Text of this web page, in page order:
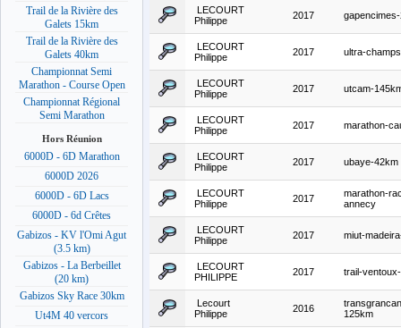
Trail de la Rivière des
Galets 15km
Trail de la Rivière des
Galets 40km
Championnat Semi
Marathon - Course Open
Championnat Régional
Semi Marathon
Hors Réunion
6000D - 6D Marathon
6000D 2026
6000D - 6D Lacs
6000D - 6d Crêtes
Gabizos - KV l'Omi Agut
(3.5 km)
Gabizos - La Berbeillet
(20 km)
Gabizos Sky Race 30km
Ut4M 40 vercors
LECOURT
Philippe
2017
LECOURT
Philippe
2017 ultra-
LECOURT
Philippe
2017 utcam-
LECOURT
Philippe
2017 marathon-
LECOURT
Philippe
2017 ubaye-42km
LECOURT
Philippe
2017
marathon-
annecy
LECOURT
Philippe
2017 miut-
LECOURT
PHILIPPE
2017 trail-
Lecourt
Philippe
2016
125km